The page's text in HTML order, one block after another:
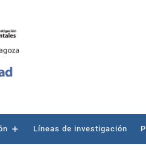
Líneas de investigación